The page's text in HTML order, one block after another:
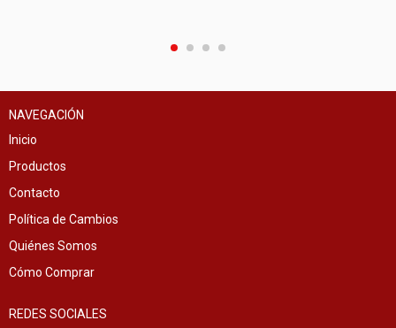
NAVEGACIÓN
Inicio
Productos
Contacto
Política de Cambios
Quiénes Somos
Cómo Comprar
REDES SOCIALES